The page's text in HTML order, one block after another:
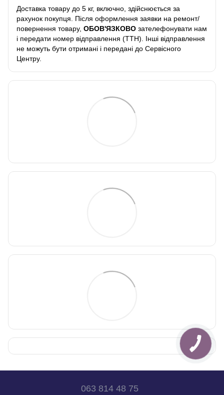
Доставка товару до 5 кг, включно, здійснюється за
рахунок покупця. Після оформлення заявки на ремонт/
повернення товару, ОБОВ'ЯЗКОВО зателефонувати нам
і передати номер відправлення (ТТН). Інші відправлення
не можуть бути отримані і передані до Сервісного
Центру.
063 814 48 75